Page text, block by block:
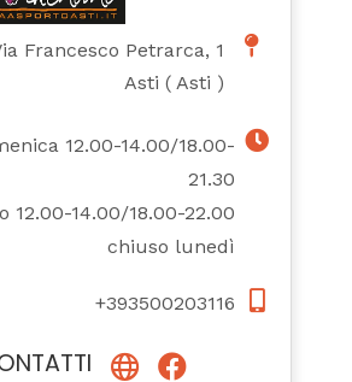
Francesco Petrarca, 1
Asti (Asti )
12.00-14.00/18.00-
21.30
12.00-14.00/18.00-22.00
chiuso lunedì
+393500203116